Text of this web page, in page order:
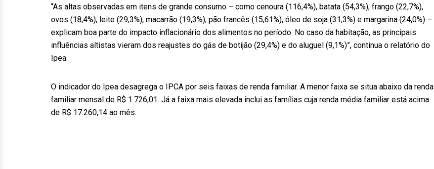
“As altas observadas em itens de grande consumo – como cenoura (116,4%), batata (54,3%), frango (22,7%),
ovos (18,4%), leite (29,3%), macarrão (19,3%), pão francês (15,61%), óleo de soja (31,3%) e margarina (24,0%) –
explicam boa parte do impacto inflacionário dos alimentos no período. No caso da habitação, as principais
influências altistas vieram dos reajustes do gás de botijão (29,4%) e do aluguel (9,1%)”, continua o relatório do
Ipea.
O indicador do Ipea desagrega o IPCA por seis faixas de renda familiar. A menor faixa se situa abaixo da renda
familiar mensal de R$ 1.726,01. Já a faixa mais elevada inclui as famílias cuja renda média familiar está acima
de R$ 17.260,14 ao mês.